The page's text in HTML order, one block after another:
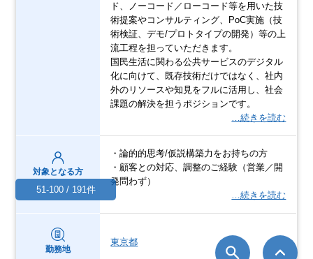
ド、ノーコード／ローコード等を用いた技
術提案やコンサルティング、PoC実施（技
術検証、デモ/プロトタイプの開発）等の上
流工程を担っていただきます。
国民生活に関わる公共サービスのデジタル
化に向けて、既存技術だけではなく、社内
外のリソースや知見をフルに活用し、社会
課題の解決を担うポジションです。
…続きを読む
対象となる方
・論的的思考/仮説構築力をお持ちの方
・顧客との対応、調整のご経験（営業／開
発問わず）
…続きを読む
勤務地
東京都
51-100 / 191件